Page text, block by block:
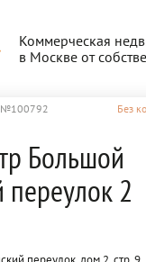
Коммерческая
в Москве от
№100792 Без
Большой
2